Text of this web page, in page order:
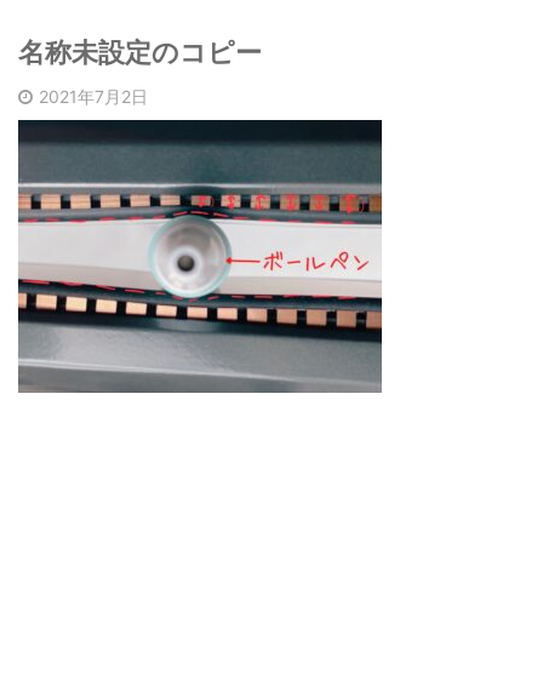
名称未設定のコピー
2021年7月2日